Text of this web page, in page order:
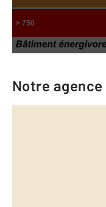
Notre agence